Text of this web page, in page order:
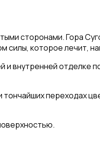
сторонами. Гора
силы, которое лечит,
внутренней отделке
переходах